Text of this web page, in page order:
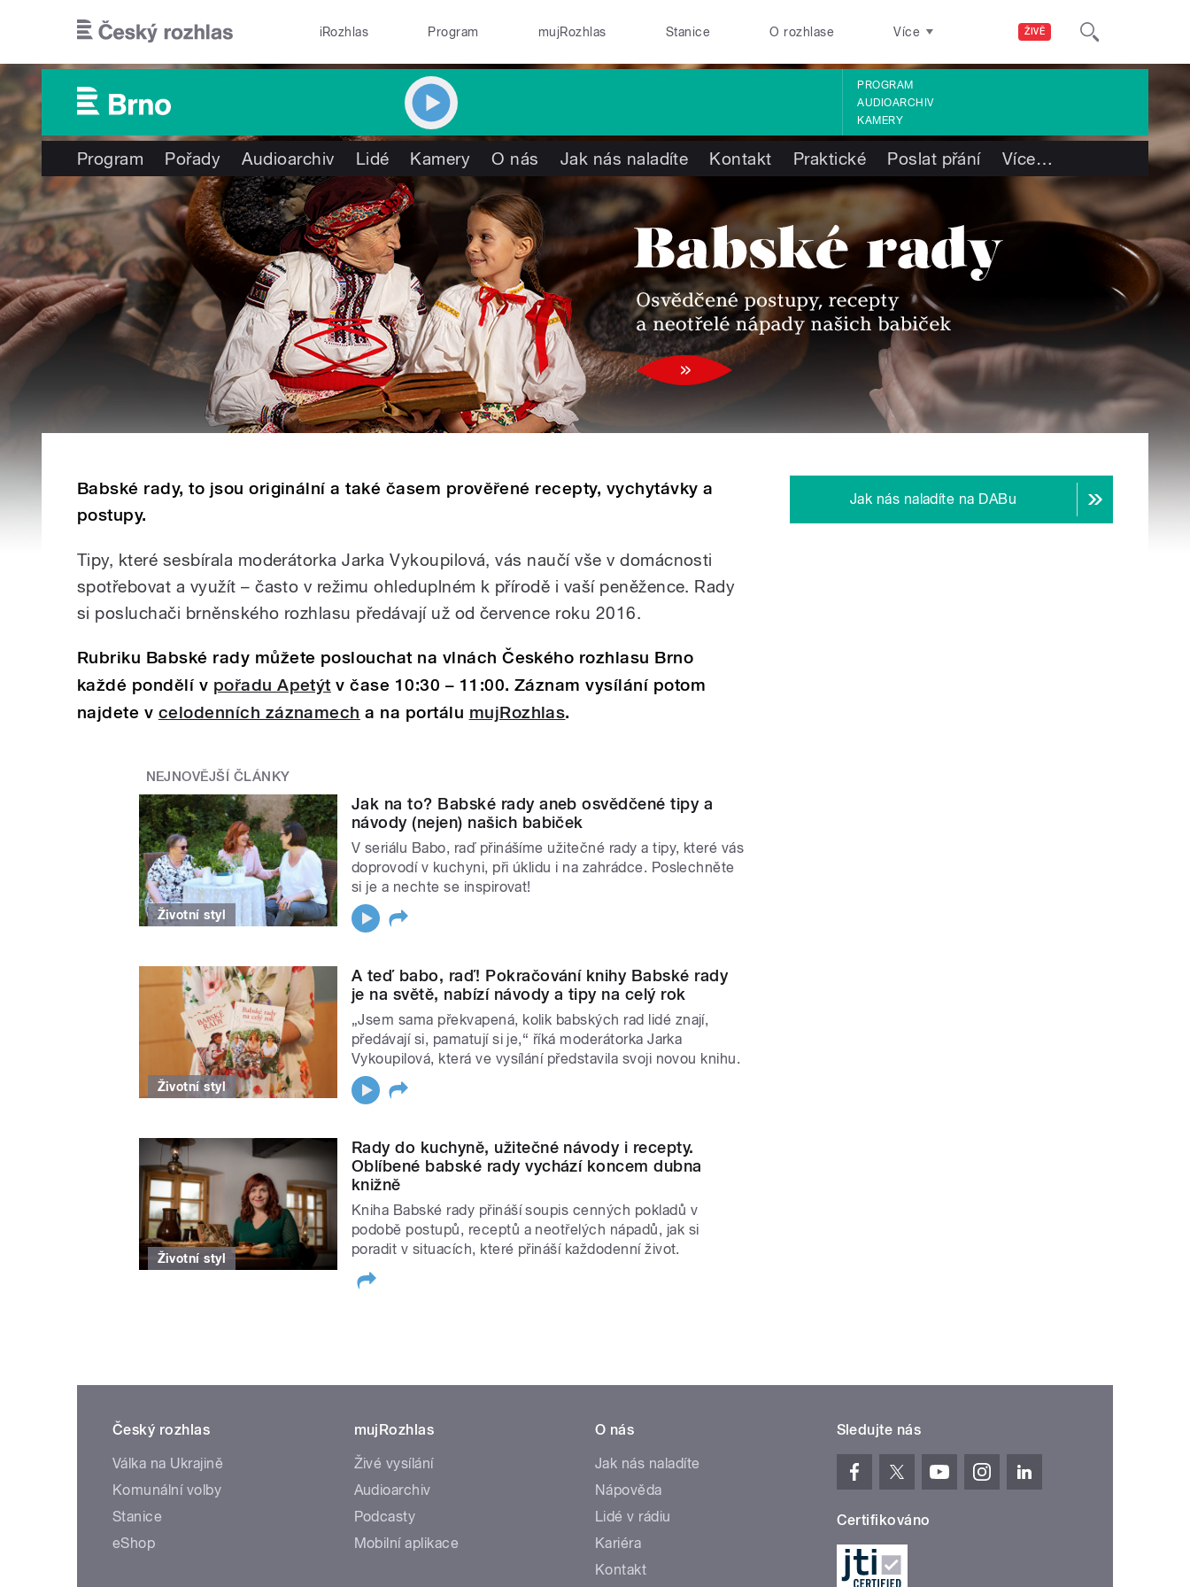
ŽIVĚ
iRozhlas Program mujRozhlas Stanice O rozhlase Více
PROGRAM
AUDIOARCHIV
KAMERY
Program Pořady Audioarchiv Lidé Kamery O nás Jak nás naladíte Kontakt Praktické Poslat přání Více…
Babské rady, to jsou originální a také časem prověřené recepty, vychytávky a
postupy.
Tipy, které sesbírala moderátorka Jarka Vykoupilová, vás naučí vše v domácnosti
spotřebovat a využít – často v režimu ohleduplném k přírodě i vaší peněžence. Rady
si posluchači brněnského rozhlasu předávají už od července roku 2016.
Rubriku Babské rady můžete poslouchat na vlnách Českého rozhlasu Brno
každé pondělí v pořadu Apetýt v čase 10:30 – 11:00. Záznam vysílání potom
najdete v celodenních záznamech a na portálu mujRozhlas.
NEJNOVĚJŠÍ ČLÁNKY
Životní styl
Jak na to? Babské rady aneb osvědčené tipy a
návody (nejen) našich babiček
V seriálu Babo, raď přinášíme užitečné rady a tipy, které vás
doprovodí v kuchyni, při úklidu i na zahrádce. Poslechněte
si je a nechte se inspirovat!
Životní styl
A teď babo, raď! Pokračování knihy Babské rady
je na světě, nabízí návody a tipy na celý rok
„Jsem sama překvapená, kolik babských rad lidé znají,
předávají si, pamatují si je,“ říká moderátorka Jarka
Vykoupilová, která ve vysílání představila svoji novou knihu.
Životní styl
Rady do kuchyně, užitečné návody i recepty.
Oblíbené babské rady vychází koncem dubna
knižně
Kniha Babské rady přináší soupis cenných pokladů v
podobě postupů, receptů a neotřelých nápadů, jak si
poradit v situacích, které přináší každodenní život.
Jak nás naladíte na DABu
Český rozhlas
Válka na Ukrajině
Komunální volby
Stanice
eShop
mujRozhlas
Živé vysílání
Audioarchiv
Podcasty
Mobilní aplikace
O nás
Jak nás naladíte
Nápověda
Lidé v rádiu
Kariéra
Kontakt
Sledujte nás
Certifikováno